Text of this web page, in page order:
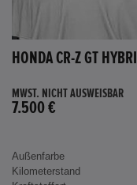
MWST. NICHT AUSWEISBAR
7.500 €
Außenfarbe
Kilometerstand